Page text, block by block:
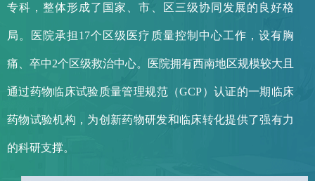
专科，整体形成了国家、市、区三级协同发展的良好格
局。医院承担17个区级医疗质量控制中心工作，设有胸
痛、卒中2个区级救治中心。医院拥有西南地区规模较大且
通过药物临床试验质量管理规范（GCP）认证的一期临床
药物试验机构，为创新药物研发和临床转化提供了强有力
的科研支撑。